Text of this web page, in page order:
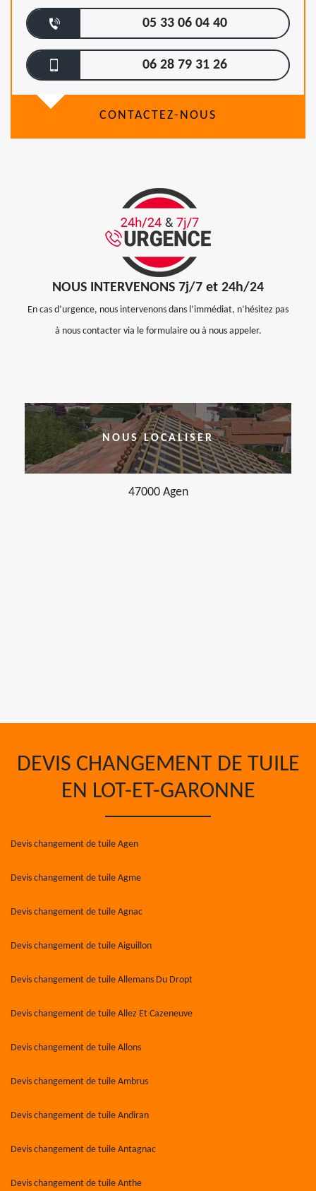
05 33 06 04 40
06 28 79 31 26
CONTACTEZ-NOUS
NOUS INTERVENONS 7j/7 et 24h/24
En cas d’urgence, nous intervenons dans l’immédiat, n’hésitez pas
à nous contacter via le formulaire ou à nous appeler.
NOUS LOCALISER
47000 Agen
DEVIS CHANGEMENT DE TUILE
EN LOT-ET-GARONNE
Devis changement de tuile Agen
Devis changement de tuile Agme
Devis changement de tuile Agnac
Devis changement de tuile Aiguillon
Devis changement de tuile Allemans Du Dropt
Devis changement de tuile Allez Et Cazeneuve
Devis changement de tuile Allons
Devis changement de tuile Ambrus
Devis changement de tuile Andiran
Devis changement de tuile Antagnac
Devis changement de tuile Anthe